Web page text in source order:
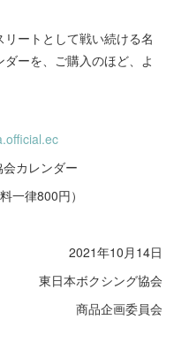
ートとして戦い続ける名
ーを、ご購入のほど、よ
カレンダー
一律800円）
2021年10月14日
東日本ボクシング協会
商品企画委員会